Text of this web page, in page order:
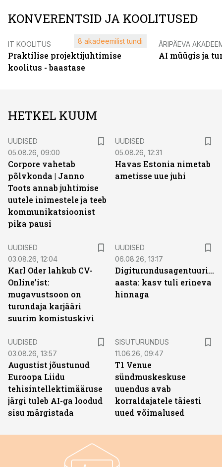
KONVERENTSID JA KOOLITUSED
IT KOOLITUS
Praktilise projektijuhtimise
koolitus - baastase
8 akadeemilist tundi ÄRIPÄEVA
AI müügis ja
HETKEL KUUM
UUDISED
05.08.26, 09:00
Corpore vahetab
põlvkonda | Janno
Toots annab juhtimise
uutele inimestele ja teeb
kommunikatsioonist
pika pausi
UUDISED
05.08.26, 12:31
Havas Estonia nimetab
ametisse uue juhi
UUDISED
03.08.26, 12:04
Karl Oder lahkub CV-
Online’ist:
mugavustsoon on
turundaja karjääri
suurim komistuskivi
UUDISED
06.08.26, 13:17
Digiturundusagentuuride
aasta: kasv tuli erineva
hinnaga
UUDISED
03.08.26, 13:57
Augustist jõustunud
Euroopa Liidu
tehisintellektimääruse
järgi tuleb AI-ga loodud
sisu märgistada
SISUTURUNDUS
11.06.26, 09:47
T1 Venue
sündmuskeskuse
uuendus avab
korraldajatele täiesti
uued võimalused